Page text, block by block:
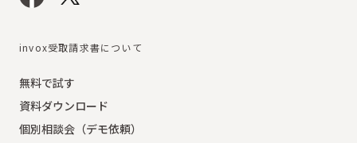
invox受取請求書について
無料で試す
資料ダウンロード
個別相談会（デモ依頼）